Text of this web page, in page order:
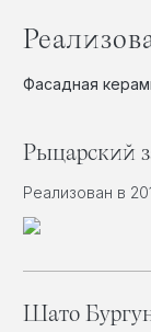
Фасадная
Рыцарский
Реализован в
Шато